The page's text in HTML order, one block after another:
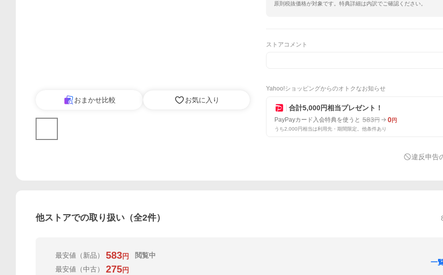
おまかせ比較 お気に入り
原則税抜価格が対象です。特典詳細は内訳でご確認ください。
ストアコメント
Yahoo!ショッピングからのオトクなお知らせ
合計5,000円相当プレゼント！
PayPayカード入会特典を使うと 583円 0円
うち2,000円相当は利用先・期間限定。他条件あり
違反申告
他ストアでの取り扱い（全2件）
最安値 （新品） 583円
閲覧中
最安値 （中古） 275円
一